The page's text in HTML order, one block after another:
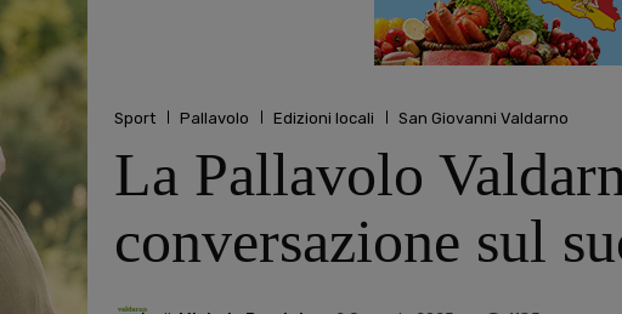
Sport Pallavolo Edizioni locali San Giovanni Valdarno
La Pallavolo
conversazione sul